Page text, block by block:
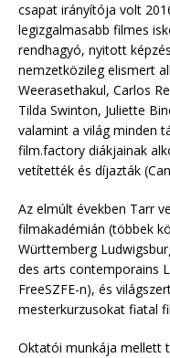
csapat irányítója volt
legizgalmasabb filmes
rendhagyó, nyitott
nemzetközileg elismert
Weerasethakul, Carlos
Tilda Swinton, Juliette
valamint a világ minden
film.factory diákjainak
vetítették és díjazták
Az elmúlt években Tarr
filmakadémián (többek
Württemberg
des arts contemporains
FreeSZFE-n), és
mesterkurzusokat fiatal
Oktatói munkája mellett